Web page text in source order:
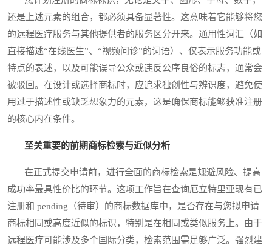
还是上述元素的组合，都必须具备显著性。这意味着它能够将您
的远程医疗服务与其他提供者的服务区分开来。通用性词汇（如
直接描述“在线医生”、“视频问诊”的词语）、仅表示服务功能或
特点的表述，以及可能误导公众或违反公序良俗的标志，通常会
被驳回。在设计或选择商标时，应追求独创性与辨识度，避免使
用过于描述性或缺乏想象力的元素，这是确保商标能够获准注册
的核心内在条件。
至关重要的前期商标检索与近似分析
在正式提交申请前，进行全面的商标检索是规避风险、提高
成功率最具性价比的环节。这项工作旨在查询厄立特里亚现有已
注册和 pending（待审）的商标数据库中，是否存在与您拟申请
商标相同或高度近似的标识，特别是在相同或类似服务上。由于
远程医疗可能涉及多个国际分类，检索范围需足够广泛。强烈建